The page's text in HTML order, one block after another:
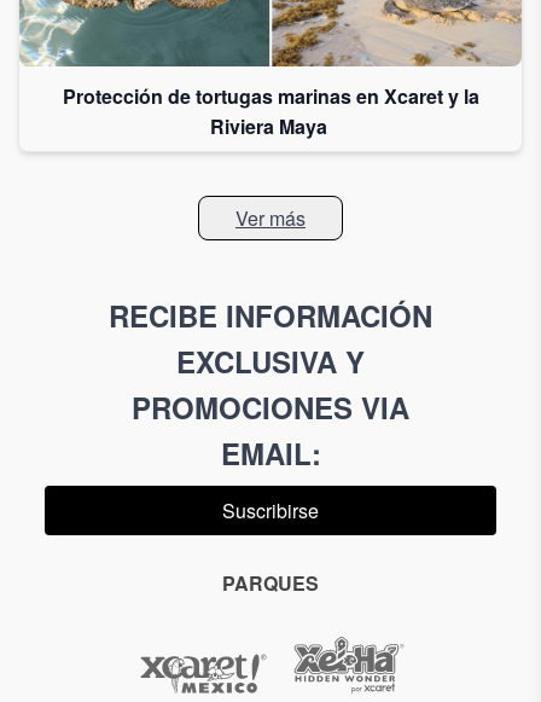
Protección de tortugas marinas en Xcaret y la
Riviera Maya
Ver más
RECIBE INFORMACIÓN
EXCLUSIVA Y
PROMOCIONES VIA
EMAIL:
Suscribirse
PARQUES